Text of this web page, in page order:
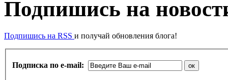
Подпишись на
Подпишись на RSS и получай обновления блога!
Подписка по e-mail: